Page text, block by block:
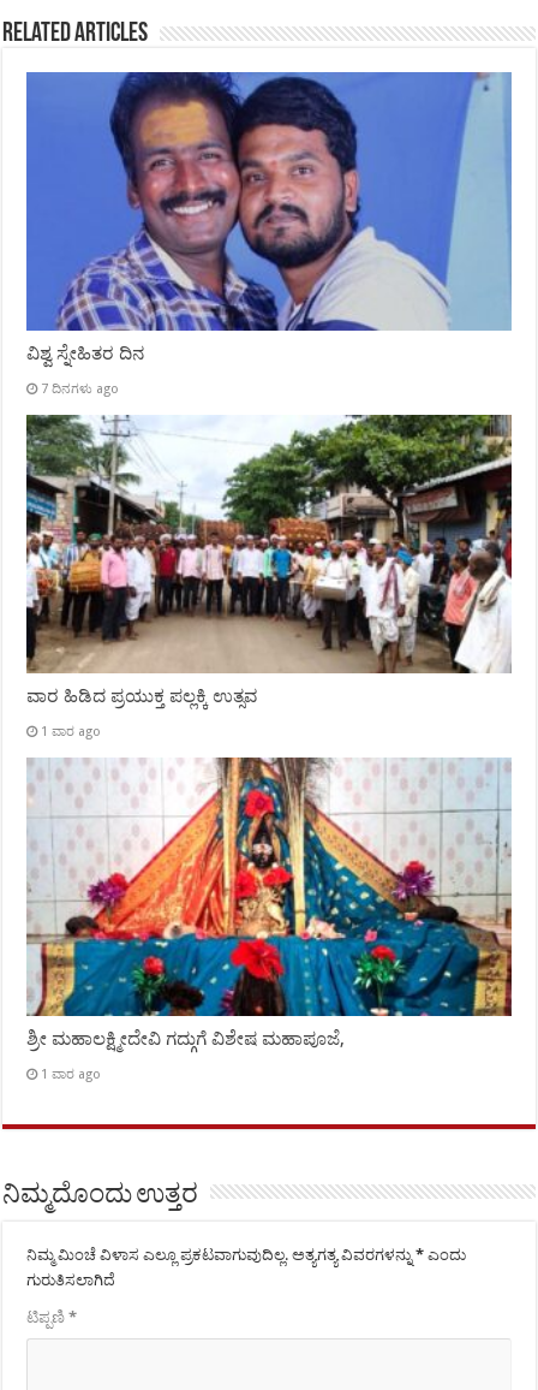
Related Articles
ವಿಶ್ವ ಸ್ನೇಹಿತರ ದಿನ
7 ದಿನಗಳು ago
ವಾರ ಹಿಡಿದ ಪ್ರಯುಕ್ತ ಪಲ್ಲಕ್ಕಿ ಉತ್ಸವ
1 ವಾರ ago
ಶ್ರೀ ಮಹಾಲಕ್ಷ್ಮೀದೇವಿ ಗದ್ಗುಗೆ ವಿಶೇಷ ಮಹಾಪೂಜೆ,
1 ವಾರ ago
ನಿಮ್ಮದೊಂದು ಉತ್ತರ
ನಿಮ್ಮ ಮಿಂಚೆ ವಿಳಾಸ ಎಲ್ಲೂ ಪ್ರಕಟವಾಗುವುದಿಲ್ಲ. ಅತ್ಯಗತ್ಯ ವಿವರಗಳನ್ನು* ಎಂದು
ಗುರುತಿಸಲಾಗಿದೆ
ಟಿಪ್ಪಣಿ*